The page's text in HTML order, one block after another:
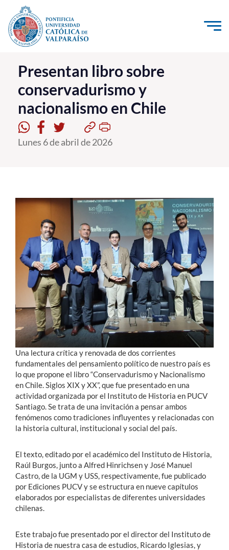
Click acá para ir directamente al contenido
La Universidad
Investigación, Creación e Innovación
PUCV Internacional
Vinculación con el Medio
Postgrado
Formación Continua
Estudiantes
Académicos
Funcionarios
Alumni
English
Presentan libro sobre
conservadurismo y
nacionalismo en Chile
Lunes 6 de abril de 2026
Una lectura crítica y renovada de dos corrientes
fundamentales del pensamiento político de nuestro país es
lo que propone el libro “Conservadurismo y Nacionalismo
en Chile. Siglos XIX y XX”, que fue presentado en una
actividad organizada por el Instituto de Historia en PUCV
Santiago. Se trata de una invitación a pensar ambos
fenómenos como tradiciones influyentes y relacionadas con
la historia cultural, institucional y social del país.
El texto, editado por el académico del Instituto de Historia,
Raúl Burgos, junto a Alfred Hinrichsen y José Manuel
Castro, de la UGM y USS, respectivamente, fue publicado
por Ediciones PUCV y se estructura en nueve capítulos
elaborados por especialistas de diferentes universidades
chilenas.
Este trabajo fue presentado por el director del Instituto de
Historia de nuestra casa de estudios, Ricardo Iglesias, y